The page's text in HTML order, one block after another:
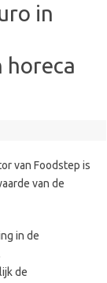
in
horeca
van Foodstep is
van de
in de
de